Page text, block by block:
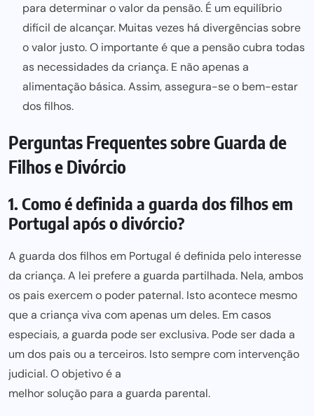
para determinar o valorda pensão. É um equilíbrio
difícil de alcançar. Muitas vezes há divergências sobre
o valor justo. O importante é que a pensão cubra todas
as necessidades da criança. E não apenas a
alimentação básica. Assim, assegura-se o bem-estar
dos filhos.
Perguntas Frequentes sobre Guarda de
Filhos e Divórcio
1. Como é definida a guarda dos filhos em
Portugal após o divórcio?
A guarda dos filhos em Portugal é definida pelo interesse
da criança. A lei prefere a guarda partilhada. Nela, ambos
os pais exercem o poder paternal. Isto acontece mesmo
que a criança viva com apenas um deles. Em casos
especiais, a guarda pode serexclusiva. Pode ser dada a
um dos pais ou a terceiros. Isto sempre com intervenção
judicial. O objetivo é a
melhor solução para a guarda parental.